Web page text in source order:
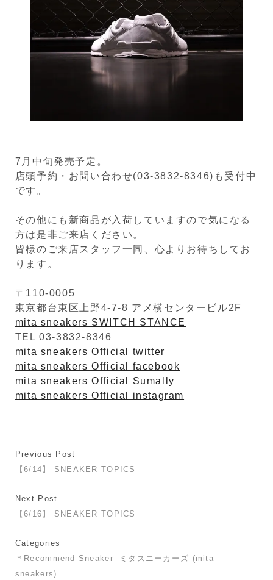
7月中旬発売予定。
店頭予約・お問い合わせ(03-3832-8346)も受付中
です。
その他にも新商品が入荷していますので気になる
方は是非ご来店ください。
皆様のご来店スタッフ一同、心よりお待ちしてお
ります。
〒110-0005
東京都台東区上野4-7-8 アメ横センタービル2F
mita sneakers SWITCH STANCE
TEL 03-3832-8346
mita sneakers Official twitter
mita sneakers Official facebook
mita sneakers Official Sumally
mita sneakers Official instagram
Previous Post
【6/14】 SNEAKER TOPICS
Next Post
【6/16】 SNEAKER TOPICS
Categories
＊Recommend Sneaker
ミタスニーカーズ (mita
sneakers)